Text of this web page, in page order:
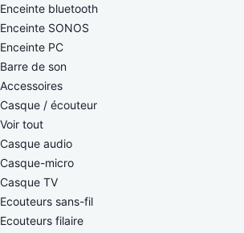
Enceinte bluetooth
Enceinte SONOS
Enceinte PC
Barre de son
Accessoires
Casque / écouteur
Voir tout
Casque audio
Casque-micro
Casque TV
Ecouteurs sans-fil
Ecouteurs filaire